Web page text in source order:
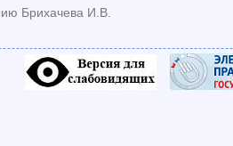
Брихачева И.В.